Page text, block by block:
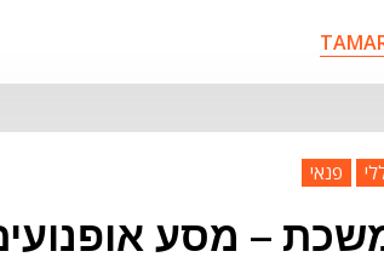
פנאי
– מסע אופנועים